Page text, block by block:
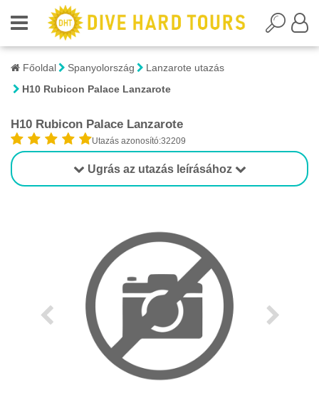
Főoldal Spanyolország
Lanzarote utazás
H10 Rubicon Palace Lanzarote
H10 Rubicon Palace Lanzarote
Utazás azonosító:32209
Ugrás az utazás leírásához